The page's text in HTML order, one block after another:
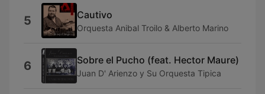
5 Cautivo
Orquesta Anibal Troilo & Alberto Marino
6 Sobre el Pucho (feat. Hector Maure)
Juan D' Arienzo y Su Orquesta Tipica